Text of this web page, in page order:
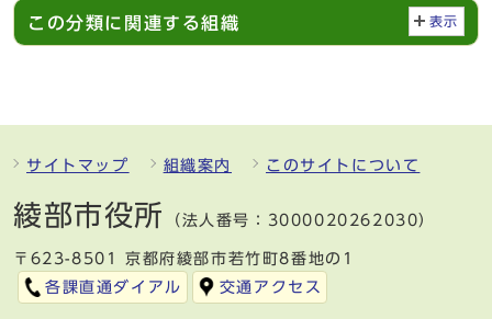
この分類に関連する組織 表示
サイトマップ 組織案内 このサイトについて
綾部市役所 （法人番号：3000020262030）
〒623-8501 京都府綾部市若竹町8番地の1
各課直通ダイアル
交通アクセス